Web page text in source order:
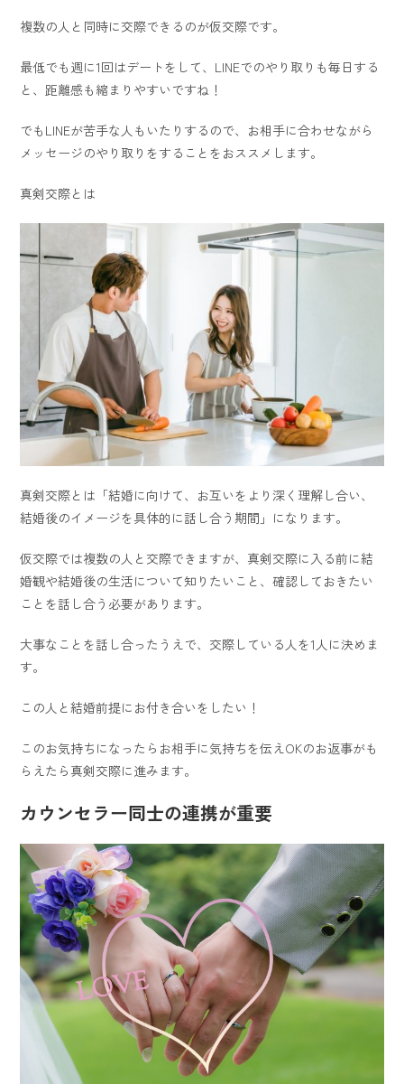
複数の人と同時に交際できるのが仮交際です。
最低でも週に1回はデートをして、LINEでのやり取りも毎日する
と、距離感も縮まりやすいですね！
でもLINEが苦手な人もいたりするので、お相手に合わせながら
メッセージのやり取りをすることをおススメします。
真剣交際とは
真剣交際とは「結婚に向けて、お互いをより深く理解し合い、
結婚後のイメージを具体的に話し合う期間」になります。
仮交際では複数の人と交際できますが、真剣交際に入る前に結
婚観や結婚後の生活について知りたいこと、確認しておきたい
ことを話し合う必要があります。
大事なことを話し合ったうえで、交際している人を1人に決めま
す。
この人と結婚前提にお付き合いをしたい！
このお気持ちになったらお相手に気持ちを伝えOKのお返事がも
らえたら真剣交際に進みます。
カウンセラー同士の連携が重要